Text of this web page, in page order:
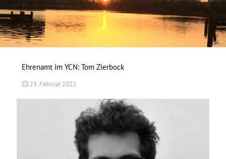
Ehrenamt im YCN: Tom Zierbock
23. Februar 2022